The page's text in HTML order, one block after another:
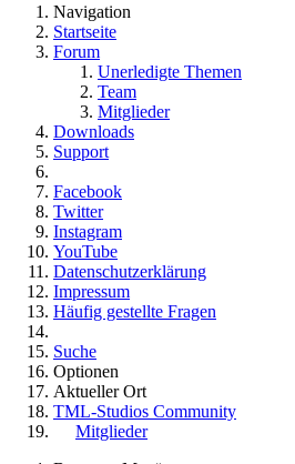
Navigation
Startseite
Forum
Unerledigte Themen
Team
Mitglieder
Downloads
Support
Facebook
Twitter
Instagram
YouTube
Datenschutzerklärung
Impressum
Häufig gestellte Fragen
Suche
Optionen
Aktueller Ort
TML-Studios Community
Mitglieder